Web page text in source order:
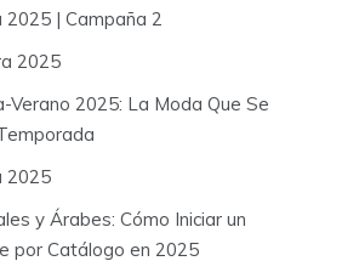
2025 | Campaña 2
2025
Verano 2025: La Moda Que Se
2025
y Árabes: Cómo Iniciar un
por Catálogo en 2025